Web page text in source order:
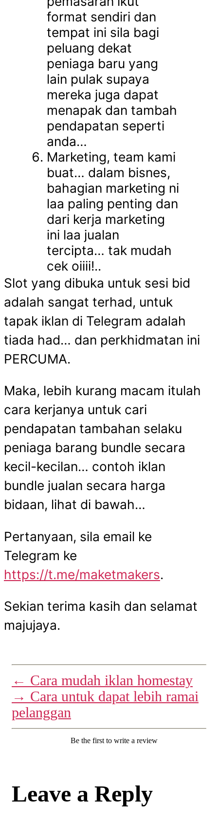
format sendiri dan
tempat ini sila bagi
peluang dekat
peniaga baru yang
lain pulak supaya
mereka juga dapat
menapak dan tambah
pendapatan seperti
anda…
Marketing, team kami
buat… dalam bisnes,
bahagian marketing ni
laa paling penting dan
dari kerja marketing
ini laa jualan
tercipta… tak mudah
cek oiiii!..
Slot yang dibuka untuk sesi bid
adalah sangat terhad, untuk
tapak iklan di Telegram adalah
tiada had… dan perkhidmatan ini
PERCUMA.
Maka, lebih kurang macam itulah
cara kerjanya untuk cari
pendapatan tambahan selaku
peniaga barang bundle secara
kecil-kecilan… contoh iklan
bundle jualan secara harga
bidaan, lihat di bawah…
Pertanyaan, sila email ke
Telegram ke
https://t.me/maketmakers.
Sekian terima kasih dan selamat
majujaya.
← Cara mudah iklan homestay
→ Cara untuk dapat lebih ramai
pelanggan
Be the first to write a review
Leave a Reply